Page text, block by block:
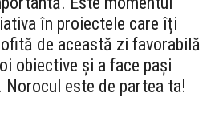
în proiectele care îți
de această zi favorabilă
obiective și a face pași
Norocul este de partea ta!